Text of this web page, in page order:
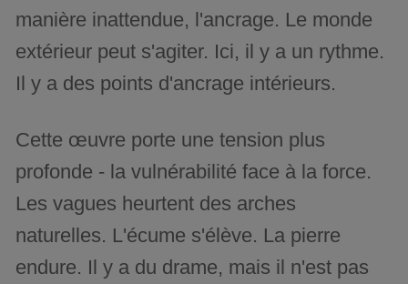
manière inattendue, l'ancrage. Le monde
extérieur peut s'agiter. Ici, il y a un rythme.
Il y a des points d'ancrage intérieurs.
Cette œuvre porte une tension plus
profonde - la vulnérabilité face à la force.
Les vagues heurtent des arches
naturelles. L'écume s'élève. La pierre
endure. Il y a du drame, mais il n'est pas